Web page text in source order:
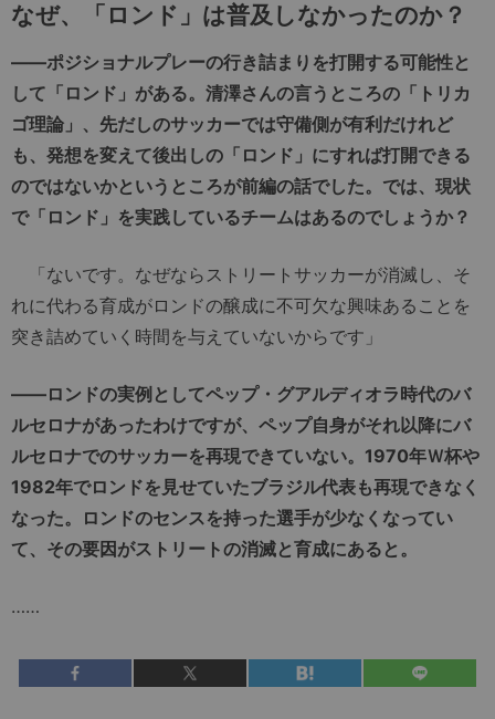
なぜ、「ロンド」は普及しなかったのか？
――ポジショナルプレーの行き詰まりを打開する可能性と
して「ロンド」がある。清澤さんの言うところの「トリカ
ゴ理論」、先だしのサッカーでは守備側が有利だけれど
も、発想を変えて後出しの「ロンド」にすれば打開できる
のではないかというところが前編の話でした。では、現状
で「ロンド」を実践しているチームはあるのでしょうか？
「ないです。なぜならストリートサッカーが消滅し、そ
れに代わる育成がロンドの醸成に不可欠な興味あることを
突き詰めていく時間を与えていないからです」
――ロンドの実例としてペップ・グアルディオラ時代のバ
ルセロナがあったわけですが、ペップ自身がそれ以降にバ
ルセロナでのサッカーを再現できていない。1970年Ｗ杯や
1982年でロンドを見せていたブラジル代表も再現できなく
なった。ロンドのセンスを持った選手が少なくなってい
て、その要因がストリートの消滅と育成にあると。
……